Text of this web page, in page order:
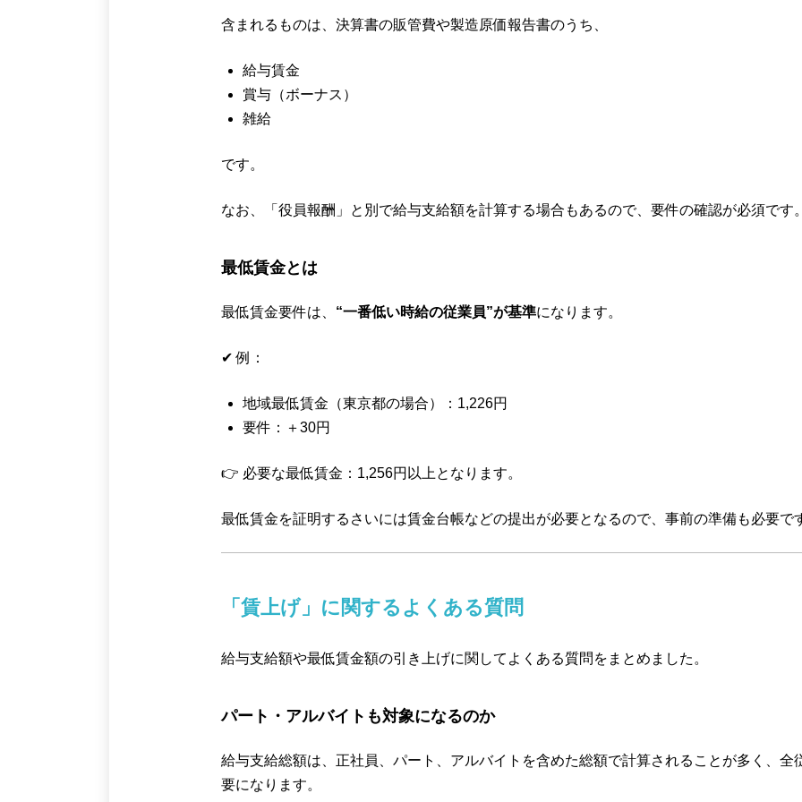
含まれるものは、決算書の販管費や製造原価報告書のうち、
給与賃金
賞与（ボーナス）
雑給
です。
なお、「役員報酬」と別で給与支給額を計算する場合もあるので、要件の確認が必須です
最低賃金とは
最低賃金要件は、 “一番低い時給の従業員”が基準になります。
✔ 例：
地域最低賃金（東京都の場合）：1,226円
要件：＋30円
👉 必要な最低賃金：1,256円以上となります。
最低賃金を証明するさいには賃金台帳などの提出が必要となるので、事前の準備も必要で
「賃上げ」に関するよくある質問
給与支給額や最低賃金額の引き上げに関してよくある質問をまとめました。
パート・アルバイトも対象になるのか
給与支給総額は、正社員、パート、アルバイトを含めた総額で計算されることが多く、全
要になります。